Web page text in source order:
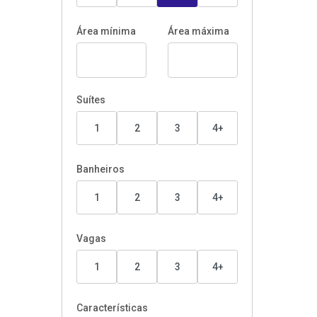
Área mínima Área máxima
Suítes
1 2 3 4+
Banheiros
1 2 3 4+
Vagas
1 2 3 4+
Características